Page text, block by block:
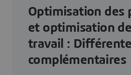
Optimisation des
et optimisation
travail :
complémentaires